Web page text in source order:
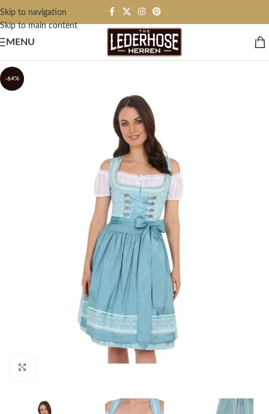
Skip to navigation
Skip to main content
MENU
-64%